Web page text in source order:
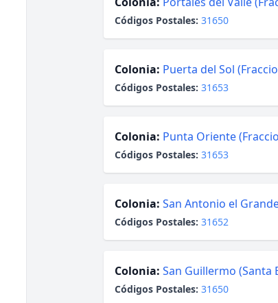
Códigos Postales: 31650
Colonia: Puerta del Sol
Códigos Postales: 31653
Colonia: Punta Oriente
Códigos Postales: 31653
Colonia: San Antonio el
Códigos Postales: 31652
Colonia: San Guillermo (Santa
Códigos Postales: 31650